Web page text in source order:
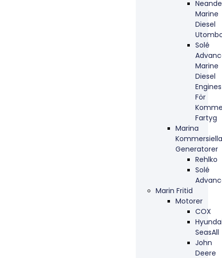
Marine
Diesel
Solé
Marine
Diesel
Engines
För
Fartyg
Marina
Kommersiella
Generatorer
Rehlko
Solé
Marin Fritid
Motorer
COX
SeasAll
John
Deere